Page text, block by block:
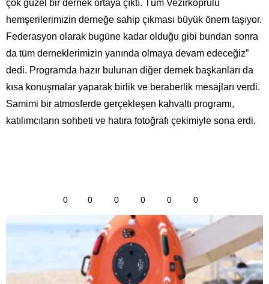
çok güzel bir dernek ortaya çıktı. Tüm Vezirköprülü
hemşerilerimizin derneğe sahip çıkması büyük önem taşıyor.
Federasyon olarak bugüne kadar olduğu gibi bundan sonra
da tüm derneklerimizin yanında olmaya devam edeceğiz”
dedi. Programda hazır bulunan diğer dernek başkanları da
kısa konuşmalar yaparak birlik ve beraberlik mesajları verdi.
Samimi bir atmosferde gerçekleşen kahvaltı programı,
katılımcıların sohbeti ve hatıra fotoğrafı çekimiyle sona erdi.
0 0 0 0 0 0